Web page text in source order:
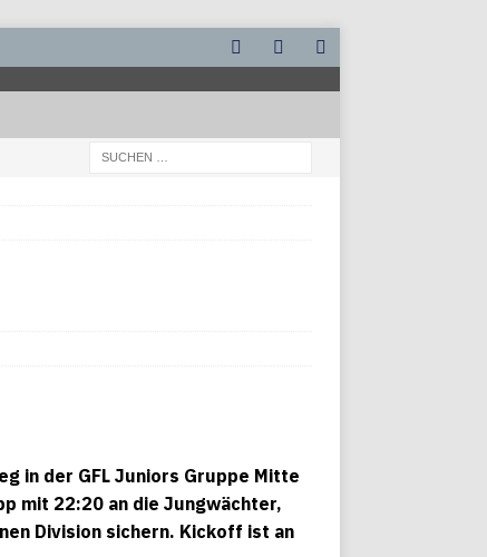
in der GFL Juniors Gruppe Mitte
mit 22:20 an die Jungwächter,
Division sichern. Kickoff ist an